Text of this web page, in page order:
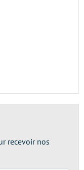
recevoir nos